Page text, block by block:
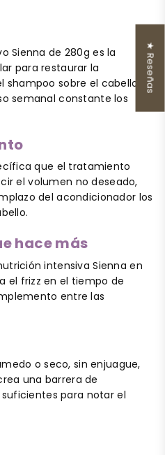
Sienna de 280g es la
para restaurar la
shampoo sobre el cabello
semanal constante los
que el tratamiento
el volumen no deseado,
del acondicionador los
hace más
intensiva Sienna en
el frizz en el tiempo de
entre las
o seco, sin enjuague,
una barrera de
para notar el
★ Reseñas